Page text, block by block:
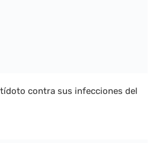
contra sus infecciones del